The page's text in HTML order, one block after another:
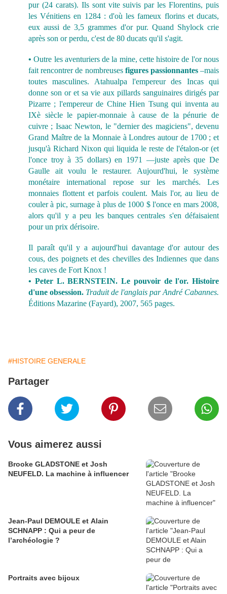
pur (24 carats). Ils sont vite suivis par les Florentins, puis
les Vénitiens en 1284 : d'où les fameux florins et ducats,
eux aussi de 3,5 grammes d'or pur. Quand Shylock crie
après son or perdu, c'est de 80 ducats qu'il s'agit.
• Outre les aventuriers de la mine, cette histoire de l'or nous
fait rencontrer de nombreuses figures passionnantes–mais
toutes masculines. Atahualpa l'empereur des Incas qui
donne son or et sa vie aux pillards sanguinaires dirigés par
Pizarre ; l'empereur de Chine Hien Tsung qui inventa au
IXè siècle le papier-monnaie à cause de la pénurie de
cuivre ; Isaac Newton, le "dernier des magiciens", devenu
Grand Maître de la Monnaie à Londres autour de 1700 ; et
jusqu'à Richard Nixon qui liquida le reste de l'étalon-or (et
l'once troy à 35 dollars) en 1971 —juste après que De
Gaulle ait voulu le restaurer. Aujourd'hui, le système
monétaire international repose sur les marchés. Les
monnaies flottent et parfois coulent. Mais l'or, au lieu de
couler à pic, surnage à plus de 1000 $ l'once en mars 2008,
alors qu'il y a peu les banques centrales s'en défaisaient
pour un prix dérisoire.
Il paraît qu'il y a aujourd'hui davantage d'or autour des
cous, des poignets et des chevilles des Indiennes que dans
les caves de Fort Knox !
• Peter L. BERNSTEIN. Le pouvoir de l'or. Histoire
d'une obsession. Traduit de l'anglais par André Cabannes.
Éditions Mazarine (Fayard), 2007, 565 pages.
#HISTOIRE GENERALE
Partager
Vous aimerez aussi
Brooke GLADSTONE et Josh
NEUFELD. La machine à influencer
Jean-Paul DEMOULE et Alain
SCHNAPP : Qui a peur de
l’archéologie ?
Portraits avec bijoux